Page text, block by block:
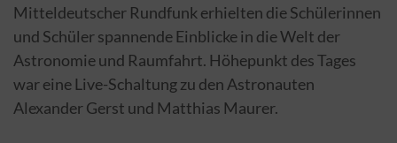
Mitteldeutscher Rundfunk erhielten die Schülerinnen
und Schüler spannende Einblicke in die Welt der
Astronomie und Raumfahrt. Höhepunkt des Tages
war eine Live-Schaltung zu den Astronauten
Alexander Gerst und Matthias Maurer.